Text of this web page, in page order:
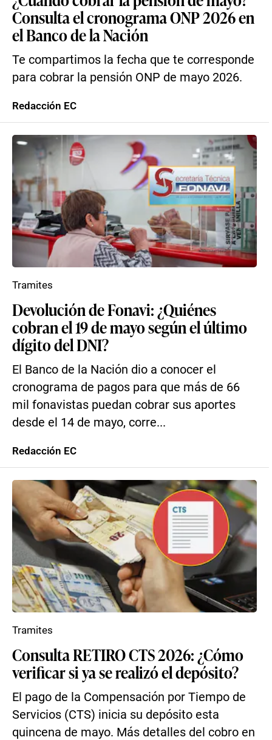
Consulta el cronograma ONP 2026 en
el Banco de la Nación
Te compartimos la fecha que te corresponde
para cobrar la pensión ONP de mayo 2026.
Redacción EC
Devolución de Fonavi: ¿Quiénes
cobran el 19 de mayo según el último
dígito del DNI?
El Banco de la Nación dio a conocer el
cronograma de pagos para que más de 66
mil fonavistas puedan cobrar sus aportes
desde el 14 de mayo, corre...
Tramites
Redacción EC
Consulta RETIRO CTS 2026: ¿Cómo
verificar si ya se realizó el depósito?
El pago de la Compensación por Tiempo de
Servicios (CTS) inicia su depósito esta
quincena de mayo. Más detalles del cobro en
Tramites